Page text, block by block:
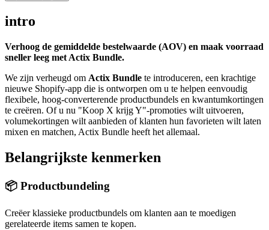
intro
Verhoog de gemiddelde bestelwaarde (AOV) en maak voorraad
sneller leeg met Actix Bundle.
We zijn verheugd om Actix Bundle te introduceren, een krachtige
nieuwe Shopify-app die is ontworpen om u te helpen eenvoudig
flexibele, hoog-converterende productbundels en kwantumkortingen
te creëren. Of u nu "Koop X krijg Y"-promoties wilt uitvoeren,
volumekortingen wilt aanbieden of klanten hun favorieten wilt laten
mixen en matchen, Actix Bundle heeft het allemaal.
Belangrijkste kenmerken
📦 Productbundeling
Creëer klassieke productbundels om klanten aan te moedigen
gerelateerde items samen te kopen.